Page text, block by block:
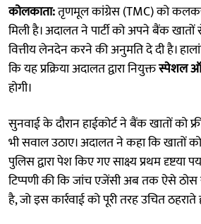
कोलकाता:तृणमूल कांग्रेस (TMC) को
मिली है। अदालत ने पार्टी को अपने बैंक
वित्तीय लेनदेन करने की अनुमति दे दी है।
कि यह प्रक्रिया अदालत द्वारा नियुक्तस्पेशल
होगी।
सुनवाई के दौरान हाईकोर्ट ने बैंक खातों को
भी सवाल उठाए। अदालत ने कहा कि खातों
पुलिस द्वारा पेश किए गए साक्ष्य प्रथम दृष्टया
टिप्पणी की कि जांच एजेंसी अब तक ऐसे
है, जो इस कार्रवाई को पूरी तरह उचित ठहराते